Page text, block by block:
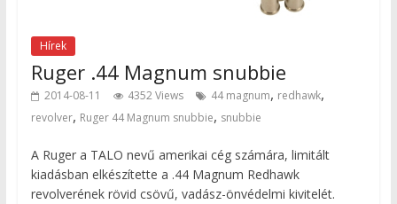
Hírek
Ruger .44 Magnum snubbie
2014-08-11 4352 Views 44 magnum, redhawk,
revolver, Ruger 44 Magnum snubbie, snubbie
A Ruger a TALO nevű amerikai cég számára, limitált
kiadásban elkészítette a .44 Magnum Redhawk
revolverének rövid csövű, vadász-önvédelmi kivitelét.